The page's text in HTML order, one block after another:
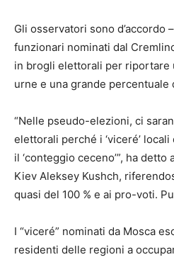
Gli osservatori sono d’accordo
funzionari nominati dal
in brogli elettorali per riportare
urne e una grande percentuale
“Nelle pseudo-elezioni, ci
elettorali perché i ‘viceré’
il ‘conteggio ceceno’”, ha detto
Kiev Aleksey Kushch,
quasi del 100 % e ai pro-voti.
I “viceré” nominati da Mosca
residenti delle regioni a